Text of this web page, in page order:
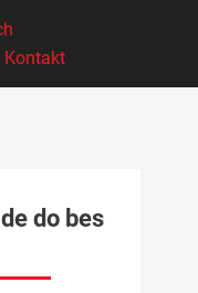
Kontakt
do bes